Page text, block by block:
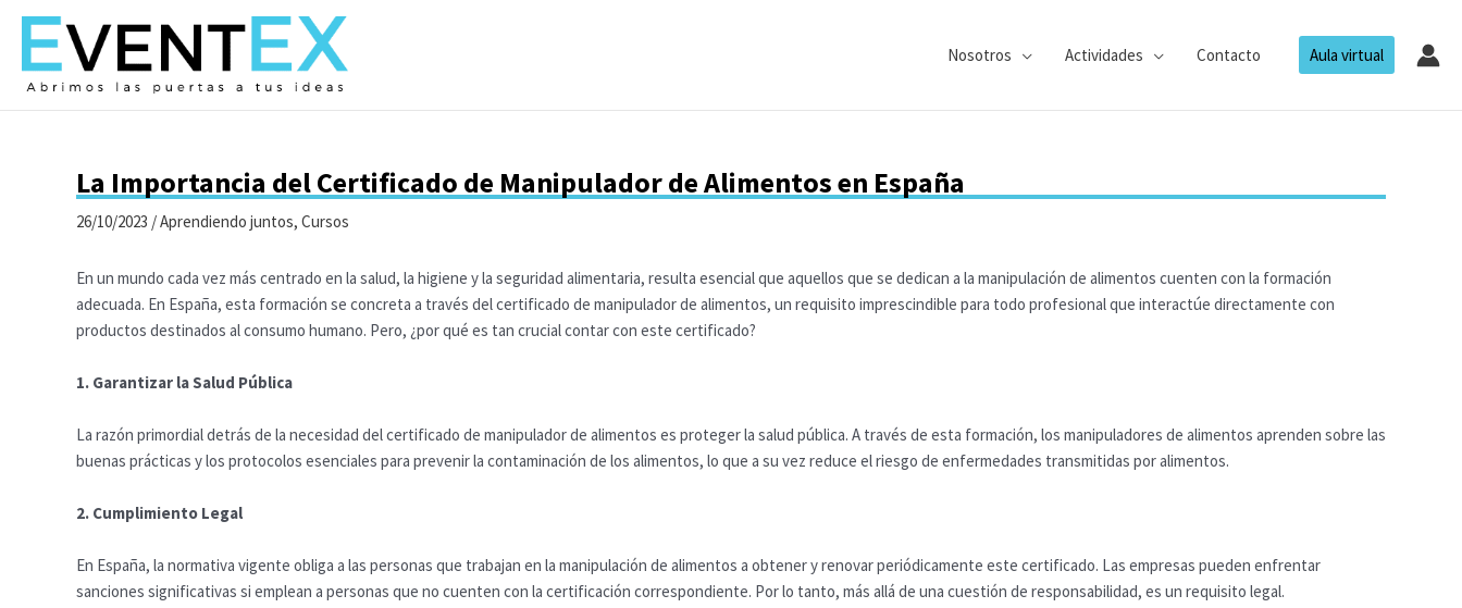
contenido
Nosotros Actividades Contacto Aula virtual
La Importancia del Certificado de Manipulador de Alimentos en España
26/10/2023 /Aprendiendo juntos, Cursos
En un mundo cada vez más centrado en la salud, la higiene y la seguridad alimentaria, resulta esencial que aquellos que se dedican a la manipulación de alimentos cuenten con la formación
adecuada. En España, esta formación se concreta a través del certificado de manipulador de alimentos, un requisito imprescindible para todo profesional que interactúe directamente con
productos destinados al consumo humano. Pero, ¿por qué es tan crucial contar con este certificado?
1. Garantizar la Salud Pública
La razón primordial detrás de la necesidad del certificado de manipulador de alimentos es proteger la salud pública. A través de esta formación, los manipuladores de alimentos aprenden sobre las
buenas prácticas y los protocolos esenciales para prevenir la contaminación de los alimentos, lo que a su vez reduce el riesgo de enfermedades transmitidas por alimentos.
2. Cumplimiento Legal
En España, la normativa vigente obliga a las personas que trabajan en la manipulación de alimentos a obtener y renovar periódicamente este certificado. Las empresas pueden enfrentar
sanciones significativas si emplean a personas que no cuenten con la certificación correspondiente. Por lo tanto, más allá de una cuestión de responsabilidad, es un requisito legal.